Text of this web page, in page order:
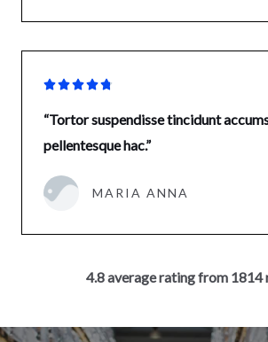

“Tortor suspendisse tincidunt
pellentesque hac.”
MARIA ANNA
4.8 average rating from 1814